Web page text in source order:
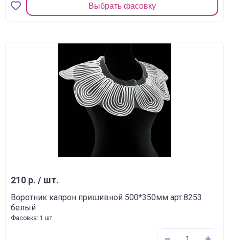
Выбрать фасовку
210 р. / шт.
Воротник капрон пришивной 500*350мм арт.8253
белый
Фасовка: 1 шт